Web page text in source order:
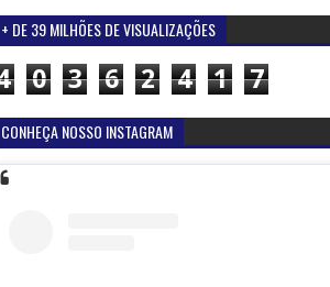
+ DE 39 MILHÕES DE VISUALIZAÇÕES
0 3 6 2 4 1 7
CONHEÇA NOSSO INSTAGRAM